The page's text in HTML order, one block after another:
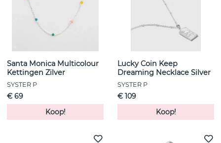
Santa Monica Multicolour
Kettingen Zilver
SYSTER P
€ 69
Koop!
Lucky Coin Keep
Dreaming Necklace Silver
SYSTER P
€ 109
Koop!